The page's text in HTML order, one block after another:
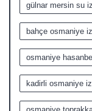
gülnar mersin su
bahçe osmaniye
osmaniye
kadirli osmaniye